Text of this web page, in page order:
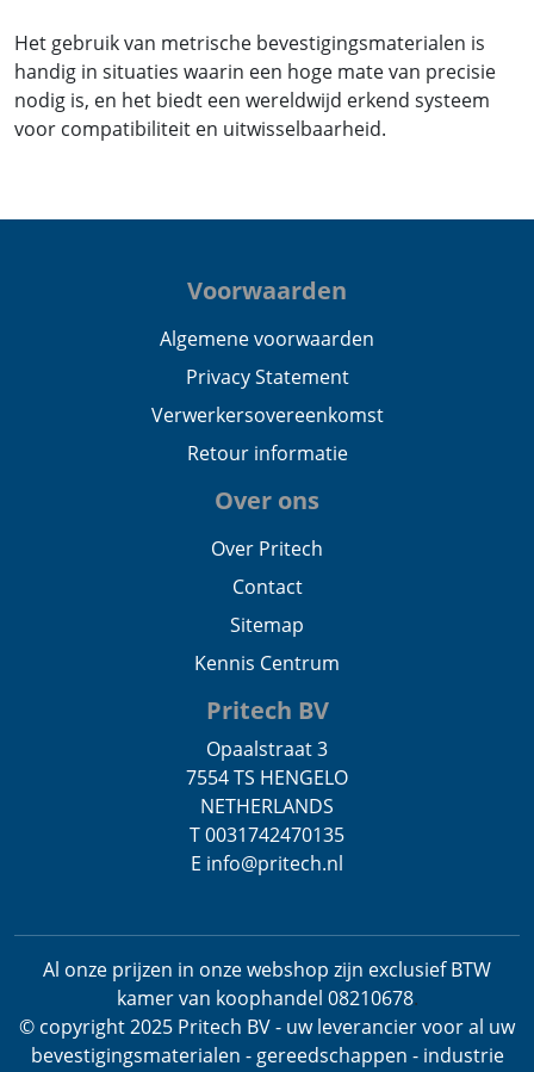
Het gebruik van metrische bevestigingsmaterialen is
handig in situaties waarin een hoge mate van precisie
nodig is, en het biedt een wereldwijd erkend systeem
voor compatibiliteit en uitwisselbaarheid.
Voorwaarden
Algemene voorwaarden
Privacy Statement
Verwerkersovereenkomst
Retour informatie
Over ons
Over Pritech
Contact
Sitemap
Kennis Centrum
Pritech BV
Opaalstraat 3
7554 TS HENGELO
NETHERLANDS
T 0031742470135
E info@pritech.nl
Al onze prijzen in onze webshop zijn exclusief BTW
kamer van koophandel 08210678.
© copyright 2025 Pritech BV - uw leverancier voor al uw
bevestigingsmaterialen - gereedschappen - industrie